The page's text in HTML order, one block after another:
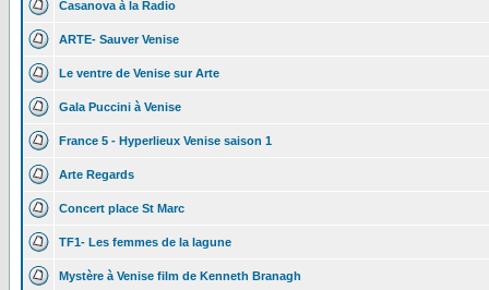
Casanova à la Radio
ARTE- Sauver Venise
Le ventre de Venise sur Arte
Gala Puccini à Venise
France 5 - Hyperlieux Venise saison 1
Arte Regards
Concert place St Marc
TF1- Les femmes de la lagune
Mystère à Venise film de Kenneth Branagh